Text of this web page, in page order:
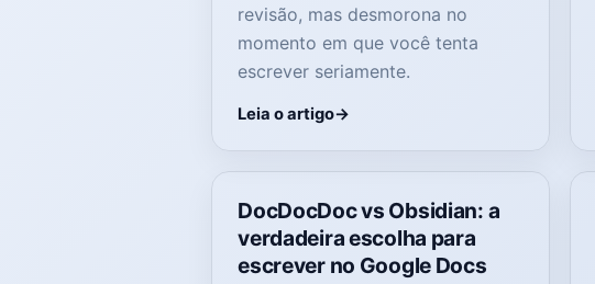
revisão, mas desmorona no
momento em que você tenta
escrever seriamente.
Leia o artigo
DocDocDoc vs Obsidian: a
verdadeira escolha para
escrever no Google Docs